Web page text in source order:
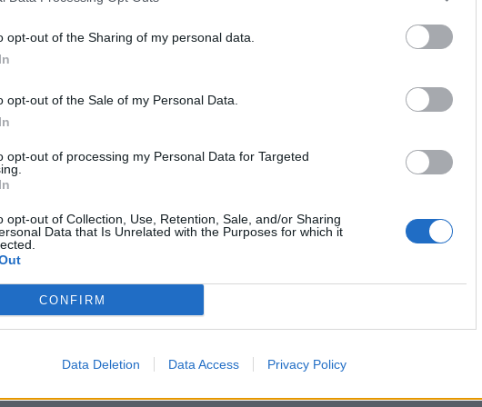
opt-out of the Sharing of my personal data.
opt-out of the Sale of my Personal Data.
opt-out of processing my Personal Data for Targeted
opt-out of Collection, Use, Retention, Sale, and/or Sharing
Data that Is Unrelated with the Purposes for which it
CONFIRM
Data Deletion Data Access Privacy Policy
Celebrity Chef segna 387.000 spettatori
Nove Cash or Trash – Chi Offre di
a Prima Vista è visto da 582.000
su Rai2 Tg2 Post è visto da
con il 2.5%; su Rete4 4 di Sera
e 622.000 spettatori pari al 3.3% nella
La7 Otto e Mezzo si aggiudica 1.502.000